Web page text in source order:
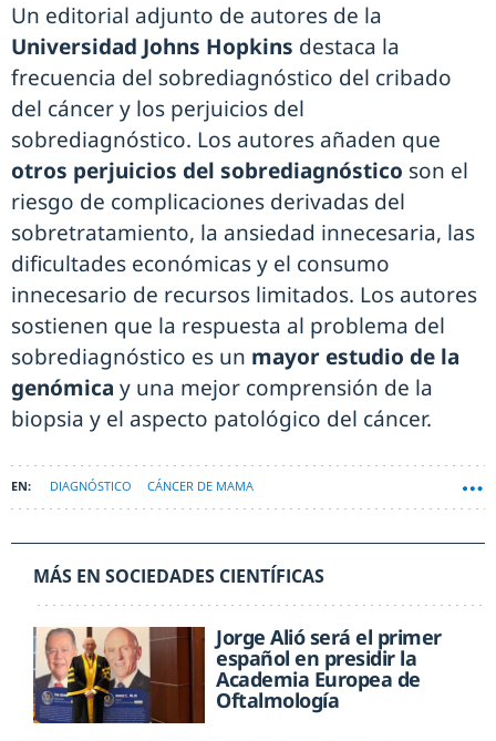
Un editorial adjunto de autores de la
Universidad Johns Hopkins destaca la
frecuencia del sobrediagnóstico del cribado
del cáncer y los perjuicios del
sobrediagnóstico. Los autores añaden que
otros perjuicios del sobrediagnóstico son el
riesgo de complicaciones derivadas del
sobretratamiento, la ansiedad innecesaria, las
dificultades económicas y el consumo
innecesario de recursos limitados. Los autores
sostienen que la respuesta al problema del
sobrediagnóstico es un mayor estudio de la
genómica y una mejor comprensión de la
biopsia y el aspecto patológico del cáncer.
DIAGNÓSTICO CÁNCER DE MAMA
MÁS EN SOCIEDADES CIENTÍFICAS
Jorge Alió será el primer
español en presidir la
Academia Europea de
Oftalmología